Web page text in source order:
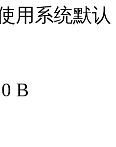
用系统默认
B